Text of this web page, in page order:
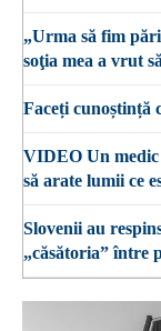
„Urma să fim
soţia mea a vrut
Faceți cunoștință
VIDEO Un medic
să arate lumii ce
Slovenii au
„căsătoria” între